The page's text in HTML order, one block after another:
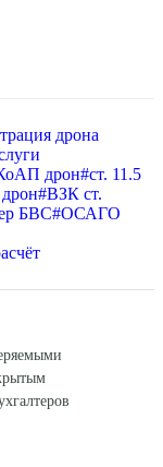
дрона
дрон#ст. 11.5
дрон#ВЗК ст.
БВС#ОСАГО